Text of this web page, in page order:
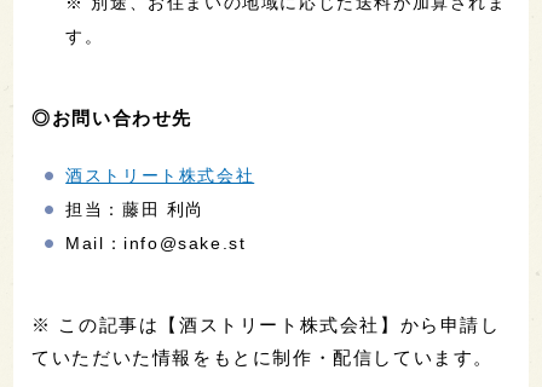
す。
◎お問い合わせ先
酒ストリート株式会社
担当：藤田 利尚
Mail：info@sake.st
※ この記事は【酒ストリート株式会社】から申請し
ていただいた情報をもとに制作・配信しています。